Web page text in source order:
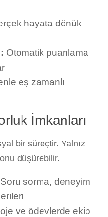
hayata dönük
Otomatik puanlama
eş zamanlı
İmkanları
bir süreçtir. Yalnız
düşürebilir.
Soru sorma, deneyim
ve ödevlerde ekip